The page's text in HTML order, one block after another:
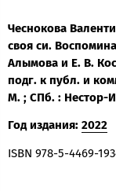
Чеснокова
своя си.
Алымова и Е. В.
подг. к публ. и
М. ; СПб. : Нестор-
Год издания: 2022
ISBN 978-5-4469-